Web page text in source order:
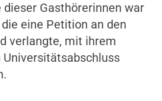
dieser Gasthörerinnen war
eine Petition an den
verlangte, mit ihrem